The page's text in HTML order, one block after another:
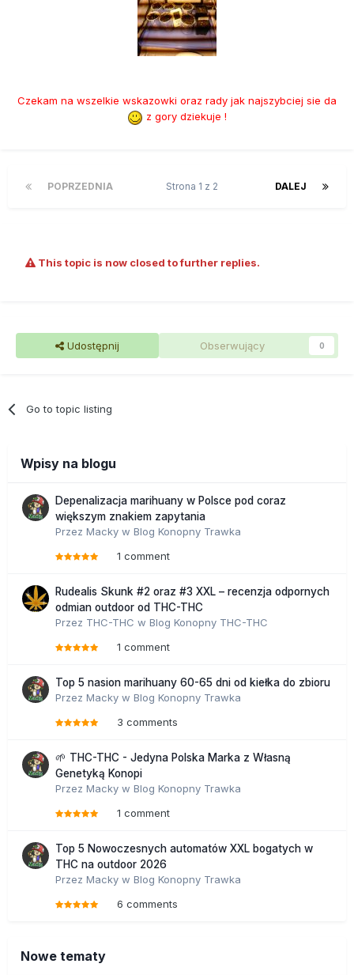
Czekam na wszelkie wskazowki oraz rady jak najszybciej sie da
z gory dziekuje !
POPRZEDNIA DALEJ
Strona 1 z 2
This topic is now closed to further replies.
Udostępnij Obserwujący 0
Go to topic listing
Wpisy na blogu
Depenalizacja marihuany w Polsce pod coraz
większym znakiem zapytania
Przez Macky w Blog Konopny Trawka
1 comment
Rudealis Skunk #2 oraz #3 XXL – recenzja odpornych
odmian outdoor od THC-THC
Przez THC-THC w Blog Konopny THC-THC
1 comment
Top 5 nasion marihuany 60-65 dni od kiełka do zbioru
Przez Macky w Blog Konopny Trawka
3 comments
🌱 THC-THC - Jedyna Polska Marka z Własną
Genetyką Konopi
Przez Macky w Blog Konopny Trawka
1 comment
Top 5 Nowoczesnych automatów XXL bogatych w
THC na outdoor 2026
Przez Macky w Blog Konopny Trawka
6 comments
Nowe tematy